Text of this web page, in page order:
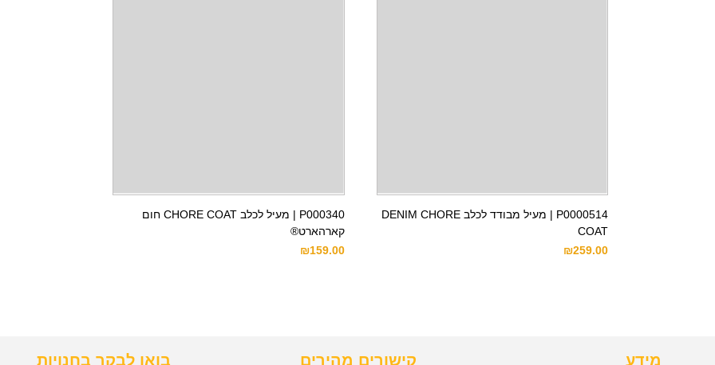
P0000514 | מעיל מבודד לכלב DENIM CHORE
COAT
₪259.00
P000340 | מעיל לכלב CHORE COAT חום
קארהארט®
₪159.00
מידע קישורים מהירים בואו לבקר בחנויות